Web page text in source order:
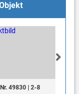
49830 | 2-8